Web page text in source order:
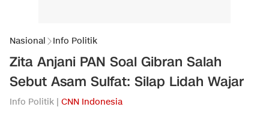
Nasional Info Politik
Zita Anjani PAN Soal Gibran Salah
Sebut Asam Sulfat: Silap Lidah Wajar
Info Politik | CNN Indonesia